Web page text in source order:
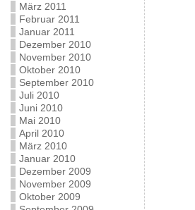
März 2011
Februar 2011
Januar 2011
Dezember 2010
November 2010
Oktober 2010
September 2010
Juli 2010
Juni 2010
Mai 2010
April 2010
März 2010
Januar 2010
Dezember 2009
November 2009
Oktober 2009